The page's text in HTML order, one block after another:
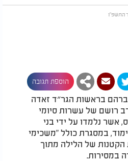
הוספת תגובה
בראשות הגר״ד זאדה
רושם של עשרות סיומי
אשר נלמדו על ידי בני
במסגרת כולל "משכימי
הקטנות של הלילה מתוך
במסירות.